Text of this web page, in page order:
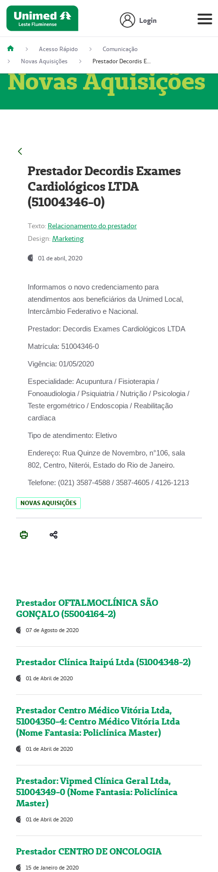
Login
Acesso Rápido
Comunicação
Novas Aquisições
Prestador Decordis Exames Cardiológicos LTDA (51004346-0)
Novas Aquisições
Prestador Decordis Exames
Cardiológicos LTDA
(51004346-0)
Texto: Relacionamento do prestador
Design: Marketing
01 de abril, 2020
Informamos o novo credenciamento para
atendimentos aos beneficiários da Unimed Local,
Intercâmbio Federativo e Nacional.
Prestador: Decordis Exames Cardiológicos LTDA
Matrícula: 51004346-0
Vigência: 01/05/2020
Especialidade: Acupuntura / Fisioterapia /
Fonoaudiologia / Psiquiatria / Nutrição / Psicologia /
Teste ergométrico / Endoscopia / Reabilitação
cardíaca
Tipo de atendimento: Eletivo
Endereço: Rua Quinze de Novembro, n°106, sala
802, Centro, Niterói, Estado do Rio de Janeiro.
Telefone: (021) 3587-4588 / 3587-4605 / 4126-1213
NOVAS AQUISIÇÕES
Prestador OFTALMOCLÍNICA SÃO
GONÇALO (55004164-2)
07 de Agosto de 2020
Prestador Clínica Itaipú Ltda (51004348-2)
01 de Abril de 2020
Prestador Centro Médico Vitória Ltda,
51004350-4: Centro Médico Vitória Ltda
(Nome Fantasia: Policlínica Master)
01 de Abril de 2020
Prestador: Vipmed Clínica Geral Ltda,
51004349-0 (Nome Fantasia: Policlínica
Master)
01 de Abril de 2020
Prestador CENTRO DE ONCOLOGIA
15 de Janeiro de 2020